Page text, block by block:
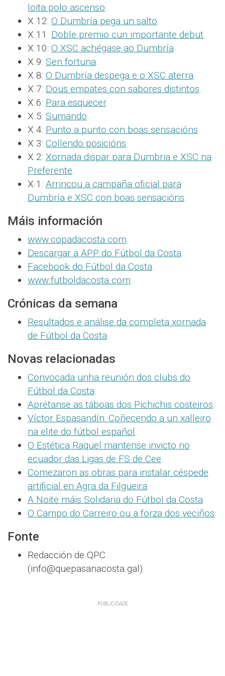
loita polo ascenso.
X.12: O Dumbría pega un salto.
X.11: Doble premio cun importante debut.
X.10: O XSC achégase ao Dumbría.
X.9: Sen fortuna.
X.8: O Dumbría despega e o XSC aterra.
X.7: Dous empates con sabores distintos.
X.6: Para esquecer.
X.5: Sumando.
X.4: Punto a punto con boas sensacións.
X.3: Collendo posicións.
X.2: Xornada dispar para Dumbria e XSC na
Preferente.
X.1: Arrincou a campaña oficial para
Dumbría e XSC con boas sensacións.
Máis información
www.copadacosta.com.
Descargar a APP do Fútbol da Costa.
Facebook do Fútbol da Costa.
www.futboldacosta.com.
Crónicas da semana
Resultados e análise da completa xornada
de Fútbol da Costa.
Novas relacionadas
Convocada unha reunión dos clubs do
Fútbol da Costa.
Aprétanse as táboas dos Pichichis costeiros.
Víctor Espasandín: Coñecendo a un xalleiro
na elite do fútbol español.
O Estética Raquel mantense invicto no
ecuador das Ligas de FS de Cee.
Comezaron as obras para instalar céspede
artificial en Agra da Filgueira.
A Noite máis Solidaria do Fútbol da Costa.
O Campo do Carreiro ou a forza dos veciños.
Fonte
Redacción de QPC
(info@quepasanacosta.gal).